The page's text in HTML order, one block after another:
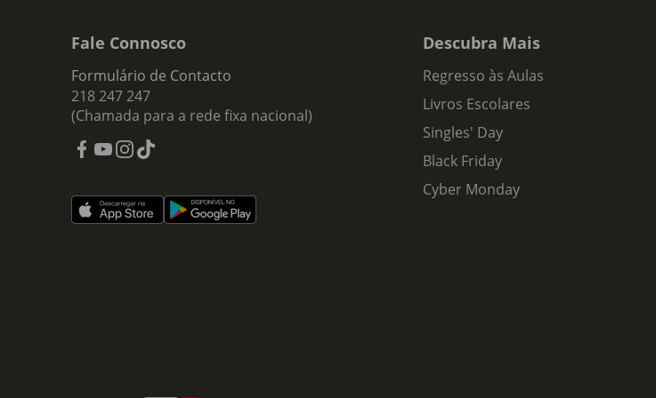
Fale Connosco
Formulário de Contacto
218 247 247
(Chamada para a rede fixa nacional)
Descubra Mais
Regresso às Aulas
Livros Escolares
Singles' Day
Black Friday
Cyber Monday